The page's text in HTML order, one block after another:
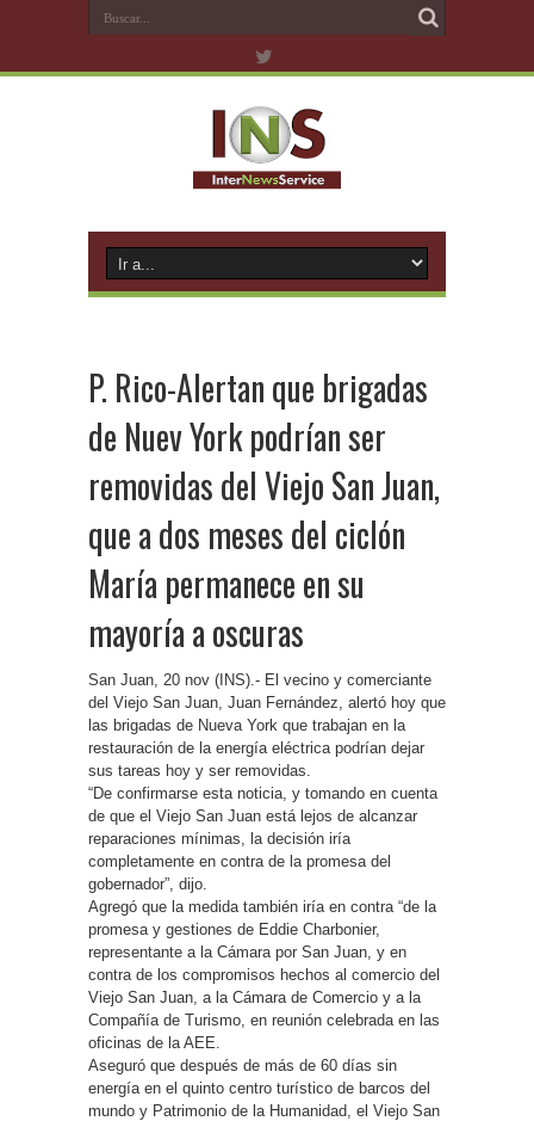
P. Rico-Alertan que brigadas
de Nuev York podrían ser
removidas del Viejo San Juan,
que a dos meses del ciclón
María permanece en su
mayoría a oscuras
San Juan, 20 nov (INS).- El vecino y comerciante
del Viejo San Juan, Juan Fernández, alertó hoy que
las brigadas de Nueva York que trabajan en la
restauración de la energía eléctrica podrían dejar
sus tareas hoy y ser removidas.
“De confirmarse esta noticia, y tomando en cuenta
de que el Viejo San Juan está lejos de alcanzar
reparaciones mínimas, la decisión iría
completamente en contra de la promesa del
gobernador”, dijo.
Agregó que la medida también iría en contra “de la
promesa y gestiones de Eddie Charbonier,
representante a la Cámara por San Juan, y en
contra de los compromisos hechos al comercio del
Viejo San Juan, a la Cámara de Comercio y a la
Compañía de Turismo, en reunión celebrada en las
oficinas de la AEE.
Aseguró que después de más de 60 días sin
energía en el quinto centro turístico de barcos del
mundo y Patrimonio de la Humanidad, el Viejo San